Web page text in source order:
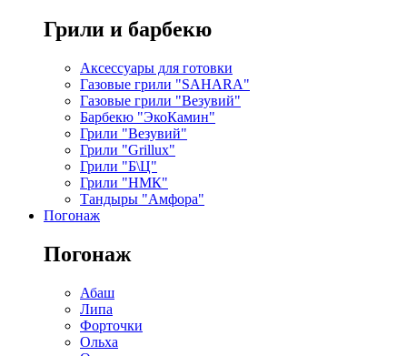
Грили и барбекю
Аксессуары для готовки
Газовые грили "SAHARA"
Газовые грили "Везувий"
Барбекю "ЭкоКамин"
Грили "Везувий"
Грили "Grillux"
Грили "Б\Ц"
Грили "НМК"
Тандыры "Амфора"
Погонаж
Погонаж
Абаш
Липа
Форточки
Ольха